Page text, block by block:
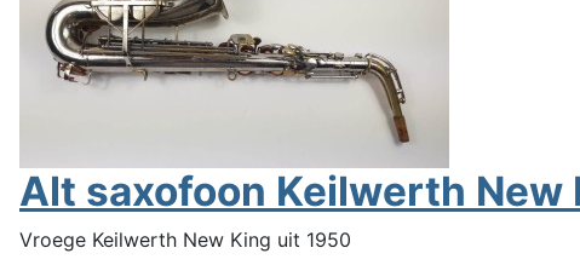
Alt saxofoon Keilwerth New
Vroege Keilwerth New King uit 1950